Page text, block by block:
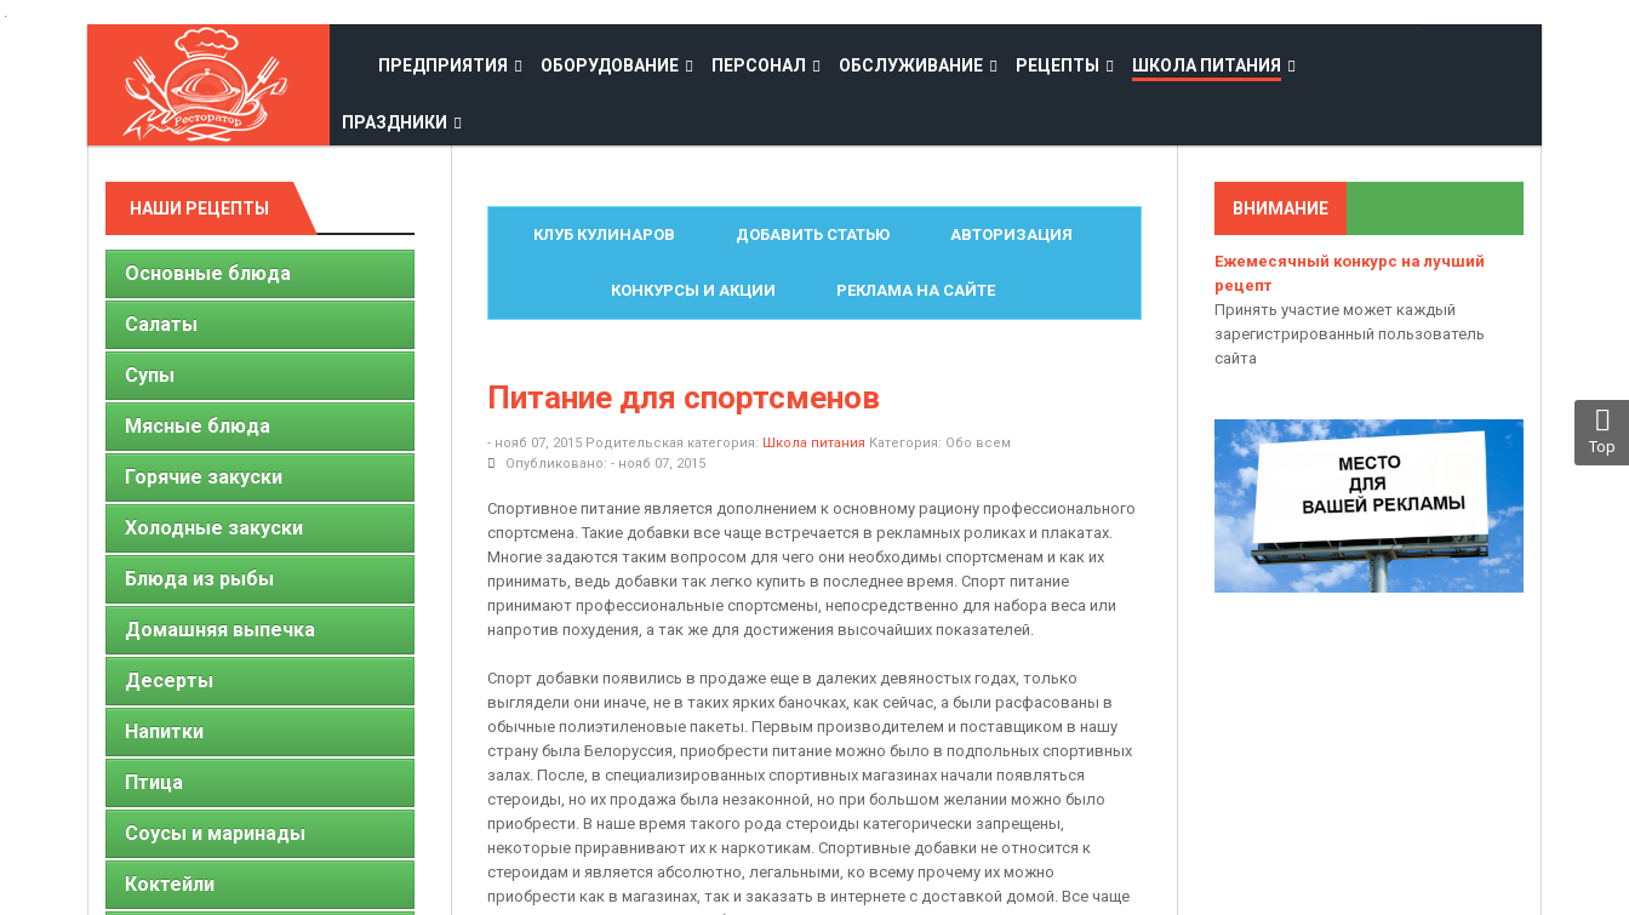
.
ПРЕДПРИЯТИЯ ОБОРУДОВАНИЕ ПЕРСОНАЛ ОБСЛУЖИВАНИЕ РЕЦЕПТЫ ШКОЛА ПИТАНИЯ
ПРАЗДНИКИ
НАШИ РЕЦЕПТЫ
Основные блюда
Салаты
Супы
Мясные блюда
Горячие закуски
Холодные закуски
Блюда из рыбы
Домашняя выпечка
Десерты
Напитки
Птица
Соусы и маринады
Коктейли
КЛУБ КУЛИНАРОВ ДОБАВИТЬ СТАТЬЮ АВТОРИЗАЦИЯ
КОНКУРСЫ И АКЦИИ РЕКЛАМА НА САЙТЕ
Питание для спортсменов
- нояб 07, 2015 Родительская категория: Школа питания Категория: Обо всем
Опубликовано: - нояб 07, 2015
Спортивное питание является дополнением к основному рациону профессионального
спортсмена. Такие добавки все чаще встречается в рекламных роликах и плакатах.
Многие задаются таким вопросом для чего они необходимы спортсменам и как их
принимать, ведь добавки так легко купить в последнее время. Спорт питание
принимают профессиональные спортсмены, непосредственно для набора веса или
напротив похудения, а так же для достижения высочайших показателей.
Спорт добавки появились в продаже еще в далеких девяностых годах, только
выглядели они иначе, не в таких ярких баночках, как сейчас, а были расфасованы в
обычные полиэтиленовые пакеты. Первым производителем и поставщиком в нашу
страну была Белоруссия, приобрести питание можно было в подпольных спортивных
залах. После, в специализированных спортивных магазинах начали появляться
стероиды, но их продажа была незаконной, но при большом желании можно было
приобрести. В наше время такого рода стероиды категорически запрещены,
некоторые приравнивают их к наркотикам. Спортивные добавки не относится к
стероидам и является абсолютно, легальными, ко всему прочему их можно
приобрести как в магазинах, так и заказать в интернете с доставкой домой. Все чаще
ВНИМАНИЕ
Ежемесячный конкурс на лучший
рецепт
Принять участие может каждый
зарегистрированный пользователь
сайта
Top